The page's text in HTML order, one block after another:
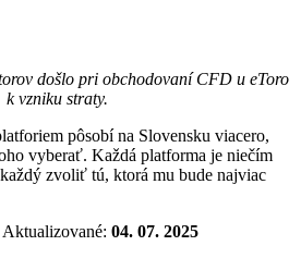
došlo pri obchodovaní CFD u eToro
k vzniku straty.
pôsobí na Slovensku viacero,
vyberať. Každá platforma je niečím
zvoliť tú, ktorá mu bude najviac
Aktualizované: 04. 07. 2025